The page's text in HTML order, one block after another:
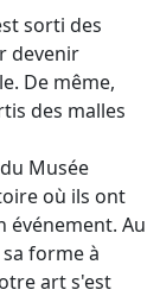
sorti des
devenir
De même,
des malles
Musée
où ils ont
événement. Au
forme à
art s'est